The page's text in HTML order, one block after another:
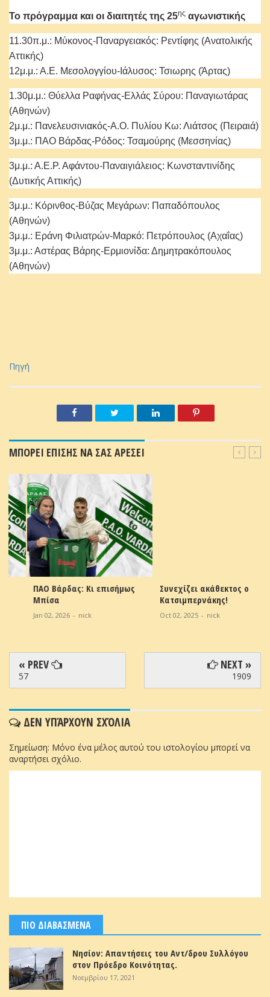
Το πρόγραμμα και οι διαιτητές της 25ης αγωνιστικής
11.30π.μ.: Μύκονος-Παναργειακός: Ρεντίφης (Ανατολικής
Αττικής)
12μ.μ.: Α.Ε. Μεσολογγίου-Ιάλυσος: Τσιωρης (Άρτας)
1.30μ.μ.: Θύελλα Ραφήνας-Ελλάς Σύρου: Παναγιωτάρας
(Αθηνών)
2μ.μ.: Πανελευσινιακός-Α.Ο. Πυλίου Κω: Λιάτσος (Πειραιά)
3μ.μ.: ΠΑΟ Βάρδας-Ρόδος: Τσαμούρης (Μεσσηνίας)
3μ.μ.: Α.Ε.Ρ. Αφάντου-Παναιγιάλειος: Κωνσταντινίδης
(Δυτικής Αττικής)
3μ.μ.: Κόρινθος-Βύζας Μεγάρων: Παπαδόπουλος
(Αθηνών)
3μ.μ.: Εράνη Φιλιατρών-Μαρκό: Πετρόπουλος (Αχαΐας)
3μ.μ.: Αστέρας Βάρης-Ερμιονίδα: Δημητρακόπουλος
(Αθηνών)
Πηγή
ΜΠΟΡΕΙ ΕΠΙΣΗΣ ΝΑ ΣΑΣ ΑΡΕΣΕΙ
ΠΑΟ Βάρδας: Κι επισήμως
Μπίσα
Jan 02, 2026 - nick
Συνεχίζει ακάθεκτος ο
Κατσιμπερνάκης!
Oct 02, 2025 - nick
« PREV
57
NEXT »
1909
ΔΕΝ ΥΠΆΡΧΟΥΝ ΣΧΌΛΙΑ
Σημείωση: Μόνο ένα μέλος αυτού του ιστολογίου μπορεί να
αναρτήσει σχόλιο.
ΠΙΟ ΔΙΑΒΑΣΜΕΝΑ
Νησίον: Απαντήσεις του Αντ/δρου Συλλόγου
στον Πρόεδρο Κοινότητας.
Νοεμβρίου 17, 2021